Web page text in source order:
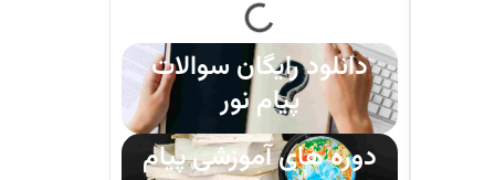
دانلود رایگان سوالات
پیام نور
دوره های آموزشی پیام